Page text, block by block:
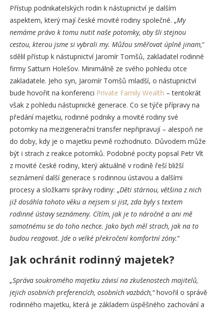
Přístup podnikatelských rodin k nástupnictví je dalším
aspektem, který mají české movité rodiny společné. „My
nemáme právo k tomu nutit naše potomky, aby šli stejnou
cestou, kterou jsme si vybrali my. Můžou směřovat úplně jinam,“
sdělil přístup k nástupnictví Jaromír Tomšů, zakladatel rodinné
firmy Satturn Holešov. Minimálně ze svého pohledu otce
zakladatele. Jeho syn, Jaromír Tomšů mladší, o nástupnictví
bude hovořit na konferenci Private Family Wealth – tentokrát
však z pohledu nástupnické generace. Co se týče přípravy na
předání majetku, rodinné podniky a movité rodiny své
potomky na mezigenerační transfer nepřipravují – alespoň ne
do doby, kdy je o majetku pevně rozhodnuto. Důvodem může
být i strach z reakce potomků. Podobné pocity popsal Petr Vít
z movité české rodiny, který aktuálně v rodině řeší bližší
seznámení další generace s rodinnou ústavou a dalšími
procesy a složkami správy rodiny: „Děti stárnou, většina z nich
již dosáhla tohoto věku a nejsem si jist, zda byly s textem
rodinné ústavy seznámeny. Cítím, jak je to náročné a ani mě
samotnému se do toho nechce. Jako bych měl strach, jak na to
budou reagovat. Jde o velké překročení komfortní zóny.“
Jak ochránit rodinný majetek?
„Správa soukromého majetku závisí na zkušenostech majitelů,
jejich osobních preferencích, osobních vazbách,“hovořil o správě
rodinného majetku, která je základem úspěšného zachování a